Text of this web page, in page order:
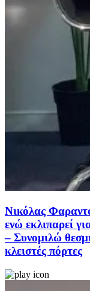
Νικόλας
ενώ εκλιπαρεί
– Συνομιλώ
κλειστές πόρτες